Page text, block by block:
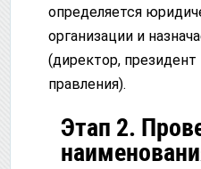
определяется
организации и
(директор, президент
правления).
Этап 2.